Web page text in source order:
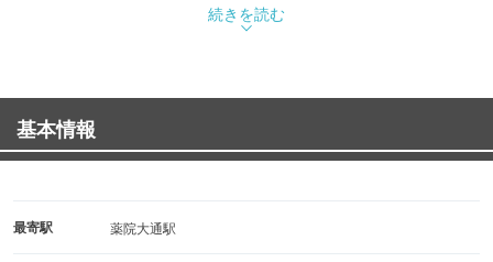
小さなお子様にも安心のお座敷席もあります！
デート、飲み会、女子会、二次会、お座敷で貸し切りも、
続きを読む
基本情報
最寄駅 薬院大通駅